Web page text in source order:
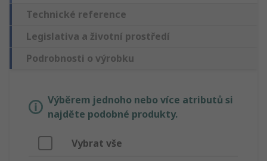
Technické reference
Legislativa a životní prostředí
Podrobnosti o výrobku
Výběrem jednoho nebo více atributů si
najděte podobné produkty.
Vybrat vše